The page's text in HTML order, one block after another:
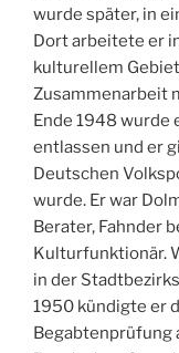
wurde später, in
Dort arbeitete er
kulturellem
Zusammenarbeit
Ende 1948 wurde
entlassen und er
Deutschen
wurde. Er war
Berater, Fahnder
Kulturfunktionär.
in der
1950 kündigte er
Begabtenprüfung